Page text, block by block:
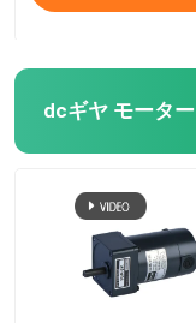
dcギヤ モーター